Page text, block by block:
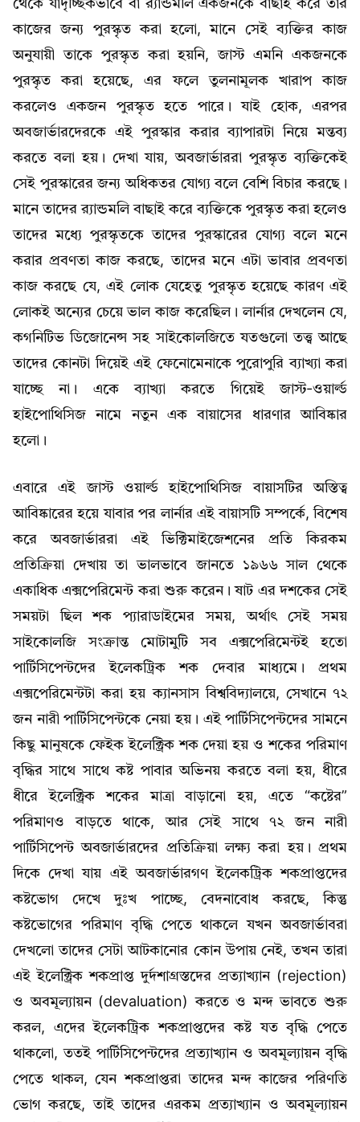
থেকে যাদৃচ্ছিকভাবে বা র‍্যান্ডমলি একজনকে বাছাই করে তার
কাজের জন্য পুরস্কৃত করা হলো, মানে সেই ব্যক্তির কাজ
অনুযায়ী তাকে পুরস্কৃত করা হয়নি, জাস্ট এমনি একজনকে
পুরস্কৃত করা হয়েছে, এর ফলে তুলনামূলক খারাপ কাজ
করলেও একজন পুরস্কৃত হতে পারে। যাই হোক, এরপর
অবজার্ভারদেরকে এই পুরস্কার করার ব্যাপারটা নিয়ে মন্তব্য
করতে বলা হয়। দেখা যায়, অবজার্ভাররা পুরস্কৃত ব্যক্তিকেই
সেই পুরস্কারের জন্য অধিকতর যোগ্য বলে বেশি বিচার করছে।
মানে তাদের র‍্যান্ডমলি বাছাই করে ব্যক্তিকে পুরস্কৃত করা হলেও
তাদের মধ্যে পুরস্কৃতকে তাদের পুরস্কারের যোগ্য বলে মনে
করার প্রবণতা কাজ করছে, তাদের মনে এটা ভাবার প্রবণতা
কাজ করছে যে, এই লোক যেহেতু পুরস্কৃত হয়েছে কারণ এই
লোকই অন্যের চেয়ে ভাল কাজ করেছিল। লার্নার দেখলেন যে,
কগনিটিভ ডিজোনেন্স সহ সাইকোলজিতে যতগুলো তত্ত্ব আছে
তাদের কোনটা দিয়েই এই ফেনোমেনাকে পুরোপুরি ব্যাখ্যা করা
যাচ্ছে না। একে ব্যাখ্যা করতে গিয়েই জাস্ট-ওয়ার্ল্ড
হাইপোথিসিজ নামে নতুন এক বায়াসের ধারণার আবিষ্কার
হলো।
এবারে এই জাস্ট ওয়ার্ল্ড হাইপোথিসিজ বায়াসটির অস্তিত্ব
আবিষ্কারের হয়ে যাবার পর লার্নার এই বায়াসটি সম্পর্কে, বিশেষ
করে অবজার্ভাররা এই ভিক্টিমাইজেশনের প্রতি কিরকম
প্রতিক্রিয়া দেখায় তা ভালভাবে জানতে ১৯৬৬ সাল থেকে
একাধিক এক্সপেরিমেন্ট করা শুরু করেন। ষাট এর দশকের সেই
সময়টা ছিল শক প্যারাডাইমের সময়, অর্থাৎ সেই সময়
সাইকোলজি সংক্রান্ত মোটামুটি সব এক্সপেরিমেন্টই হতো
পার্টিসিপেন্টদের ইলেকট্রিক শক দেবার মাধ্যমে। প্রথম
এক্সপেরিমেন্টটা করা হয় ক্যানসাস বিশ্ববিদ্যালয়ে, সেখানে ৭২
জন নারী পার্টিসিপেন্টকে নেয়া হয়। এই পার্টিসিপেন্টদের সামনে
কিছু মানুষকে ফেইক ইলেক্ট্রিক শক দেয়া হয় ও শকের পরিমাণ
বৃদ্ধির সাথে সাথে কষ্ট পাবার অভিনয় করতে বলা হয়, ধীরে
ধীরে ইলেক্ট্রিক শকের মাত্রা বাড়ানো হয়, এতে “কষ্টের”
পরিমাণও বাড়তে থাকে, আর সেই সাথে ৭২ জন নারী
পার্টিসিপেন্ট অবজার্ভারদের প্রতিক্রিয়া লক্ষ্য করা হয়। প্রথম
দিকে দেখা যায় এই অবজার্ভারগণ ইলেকট্রিক শকপ্রাপ্তদের
কষ্টভোগ দেখে দুঃখ পাচ্ছে, বেদনাবোধ করছে, কিন্তু
কষ্টভোগের পরিমাণ বৃদ্ধি পেতে থাকলে যখন অবজার্ভাবরা
দেখলো তাদের সেটা আটকানোর কোন উপায় নেই, তখন তারা
এই ইলেক্ট্রিক শকপ্রাপ্ত দুর্দশাগ্রস্তদের প্রত্যাখ্যান (rejection)
ও অবমূল্যায়ন (devaluation) করতে ও মন্দ ভাবতে শুরু
করল, এদের ইলেকট্রিক শকপ্রাপ্তদের কষ্ট যত বৃদ্ধি পেতে
থাকলো, ততই পার্টিসিপেন্টদের প্রত্যাখ্যান ও অবমূল্যায়ন বৃদ্ধি
পেতে থাকল, যেন শকপ্রাপ্তরা তাদের মন্দ কাজের পরিণতি
ভোগ করছে, তাই তাদের এরকম প্রত্যাখ্যান ও অবমূল্যায়ন